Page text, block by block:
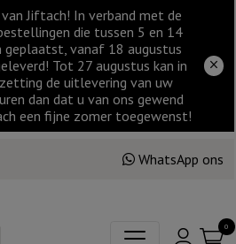
Jiftach! In verband met de
die tussen 5 en 14
geplaatst, vanaf 18 augustus
Tot 27 augustus kan in
de uitlevering van uw
dan dat u van ons gewend
een fijne zomer toegewenst!
WhatsApp ons
0